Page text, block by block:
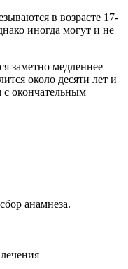
в возрасте 17-
иногда могут и не
заметно медленнее
около десяти лет и
с окончательным
анамнеза.